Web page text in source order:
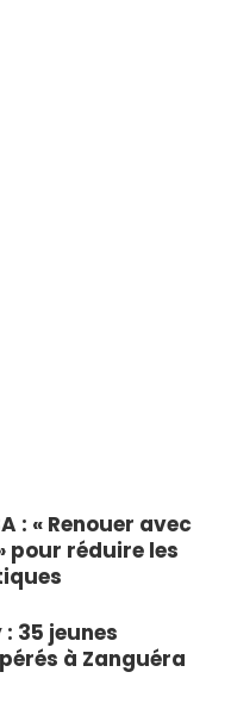
: « Renouer avec
pour réduire les
35 jeunes
à Zanguéra